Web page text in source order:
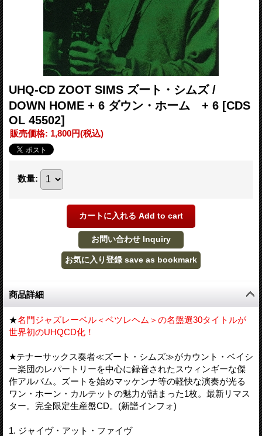
UHQ-CD ZOOT SIMS ズート・シムズ /
DOWN HOME + 6 ダウン・ホーム + 6 [CDS
OL 45502]
販売価格: 1,800円(税込)
数量:
商品詳細
★名門ジャズレーベル＜ベツレヘム＞の名盤選30タイトルが
世界初のUHQCD化！
★テナーサックス奏者≪ズート・シムズ≫がカウント・ベイシ
ー楽団のレパートリーを中心に録音されたスウィンギーな傑
作アルバム。ズートを始めマッケンナ等の軽快な演奏が光る
ワン・ホーン・カルテットの魅力が詰まった1枚。最新リマス
ター。完全限定生産盤CD。(新譜インフォ)
1. ジャイヴ・アット・ファイヴ